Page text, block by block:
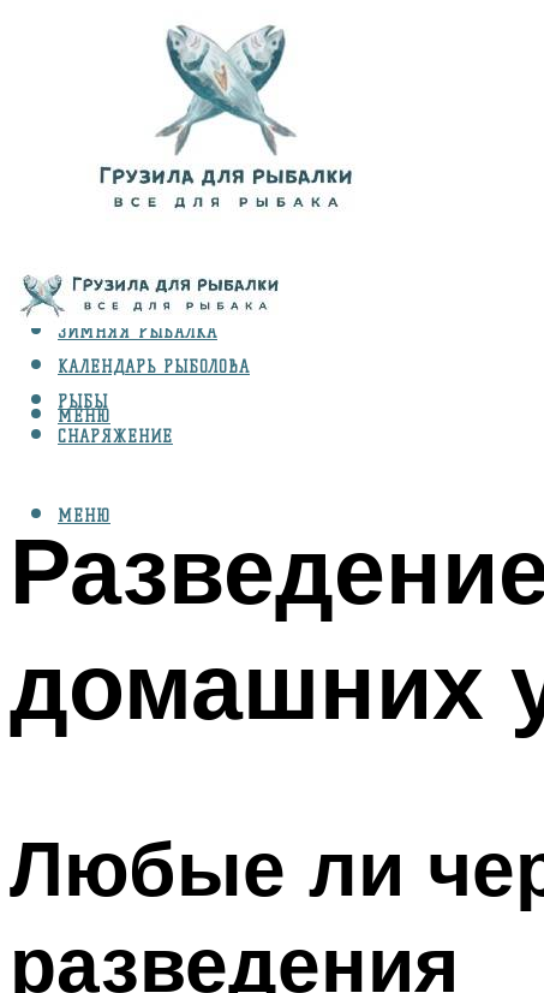
ВИДЫ ЛОВЛИ
ЗИМНЯЯ РЫБАЛКА
КАЛЕНДАРЬ РЫБОЛОВА
РЫБЫ
СНАРЯЖЕНИЕ
МЕНЮ
МЕНЮ
домашних
Любые ли
разведения